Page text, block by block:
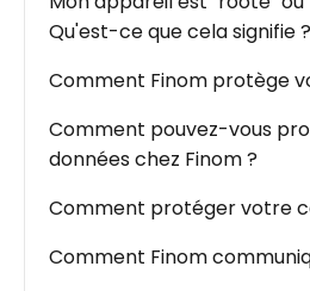
Qu'est-ce que cela signifie ?
Comment Finom protège
Comment pouvez-vous
données chez Finom ?
Comment protéger votre
Comment Finom